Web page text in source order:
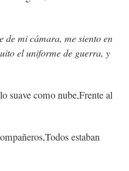
cámara, me siento en
de guerra, y
suave como nube,Frente al
Todos estaban